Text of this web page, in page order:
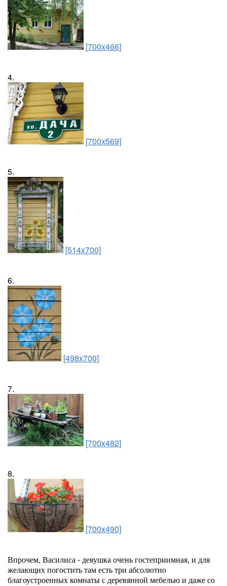
[700x466]
4.
[700x569]
5.
[514x700]
6.
[498x700]
7.
[700x482]
8.
[700x490]
Впрочем, Василиса - девушка очень гостеприимная, и для
желающих погостить там есть три абсолютно
благоустроенных комнаты с деревянной мебелью и даже со